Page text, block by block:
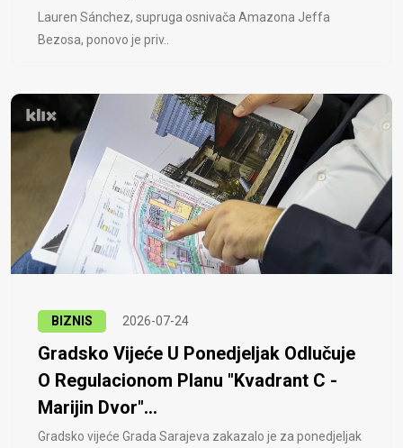
Lauren Sánchez, supruga osnivača Amazona Jeffa
Bezosa, ponovo je priv..
BIZNIS 2026-07-24
Gradsko Vijeće U Ponedjeljak Odlučuje
O Regulacionom Planu "Kvadrant C -
Marijin Dvor"...
Gradsko vijeće Grada Sarajeva zakazalo je za ponedjeljak